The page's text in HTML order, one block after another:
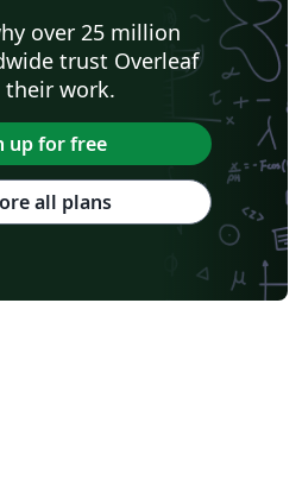
over 25 million
trust Overleaf
work.
up for free
all plans